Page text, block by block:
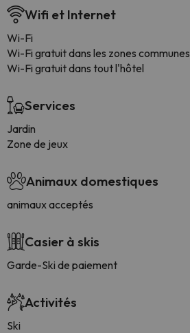
Wifi et Internet
Wi-Fi
Wi-Fi gratuit dans les zones communes
Wi-Fi gratuit dans tout l'hôtel
Services
Jardin
Zone de jeux
Animaux domestiques
animaux acceptés
Casier à skis
Garde-Ski de paiement
Activités
Ski